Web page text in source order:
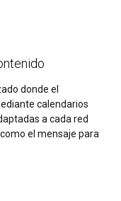
donde el
calendarios
a cada red
el mensaje para